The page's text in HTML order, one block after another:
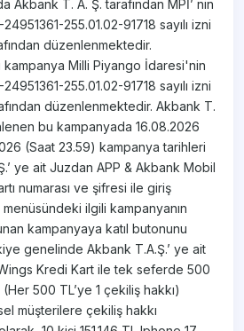
Akbank T. A. Ş. tarafından MPİ’ nin
255.01.02-91718 sayılı izni
düzenlenmektedir.​​
kampanya Milli Piyango İdaresi'nin
255.01.02-91718 sayılı izni
düzenlenmektedir. Akbank T.
bu kampanyada 16.08.2026
(Saat 23.59) kampanya tarihleri
ye ait Juzdan APP & Akbank Mobil
numarası ve şifresi ile giriş
ilgili kampanyanın
kampanyaya katıl butonunu
genelinde Akbank T.A.Ş.’ ye ait
Kredi Kart ile tek seferde 500
500 TL’ye 1 çekiliş hakkı)
müşterilere çekiliş hakkı